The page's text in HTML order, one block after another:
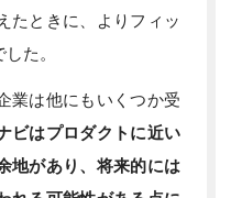
たときに、よりフィッ
た。
業は他にもいくつか受
ビはプロダクトに近い
地があり、将来的には